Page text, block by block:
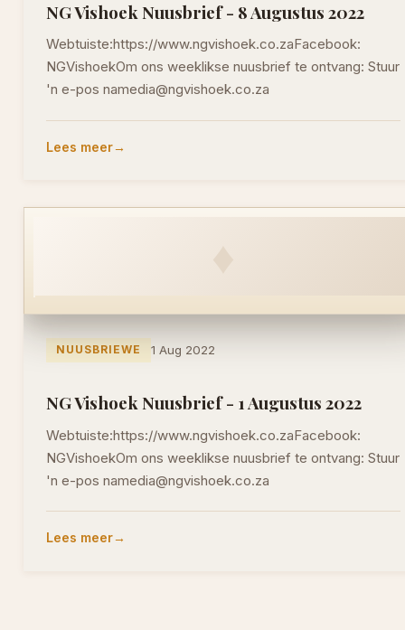
NG Vishoek Nuusbrief - 8 Augustus 2022
Webtuiste:https://www.ngvishoek.co.zaFacebook:
NGVishoekOm ons weeklikse nuusbrief te ontvang: Stuur
'n e-pos namedia@ngvishoek.co.za
Lees meer
NUUSBRIEWE 1 Aug 2022
NG Vishoek Nuusbrief - 1 Augustus 2022
Webtuiste:https://www.ngvishoek.co.zaFacebook:
NGVishoekOm ons weeklikse nuusbrief te ontvang: Stuur
'n e-pos namedia@ngvishoek.co.za
Lees meer